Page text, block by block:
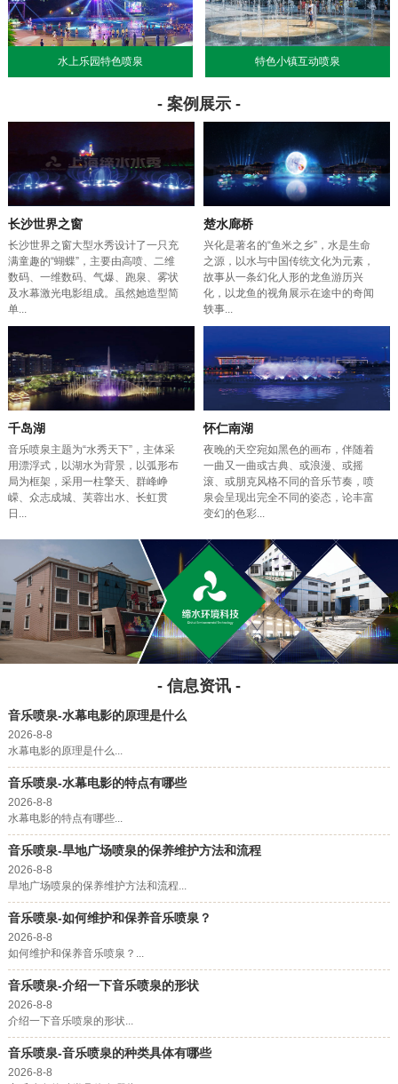
水上乐园特色喷泉 特色小镇互动喷泉
- 案例展示 -
长沙世界之窗
长沙世界之窗大型水秀设计了一只充
满童趣的“蝴蝶”，主要由高喷、二维
数码、一维数码、气爆、跑泉、雾状
及水幕激光电影组成。虽然她造型简
单...
楚水廊桥
兴化是著名的“鱼米之乡”，水是生命
之源，以水与中国传统文化为元素，
故事从一条幻化人形的龙鱼游历兴
化，以龙鱼的视角展示在途中的奇闻
轶事...
千岛湖
音乐喷泉主题为“水秀天下”，主体采
用漂浮式，以湖水为背景，以弧形布
局为框架，采用一柱擎天、群峰峥
嵘、众志成城、芙蓉出水、长虹贯
日...
怀仁南湖
夜晚的天空宛如黑色的画布，伴随着
一曲又一曲或古典、或浪漫、或摇
滚、或朋克风格不同的音乐节奏，喷
泉会呈现出完全不同的姿态，论丰富
变幻的色彩...
- 信息资讯 -
音乐喷泉-水幕电影的原理是什么
2026-8-8
水幕电影的原理是什么...
音乐喷泉-水幕电影的特点有哪些
2026-8-8
水幕电影的特点有哪些...
音乐喷泉-旱地广场喷泉的保养维护方法和流程
2026-8-8
旱地广场喷泉的保养维护方法和流程...
音乐喷泉-如何维护和保养音乐喷泉？
2026-8-8
如何维护和保养音乐喷泉？...
音乐喷泉-介绍一下音乐喷泉的形状
2026-8-8
介绍一下音乐喷泉的形状...
音乐喷泉-音乐喷泉的种类具体有哪些
2026-8-8